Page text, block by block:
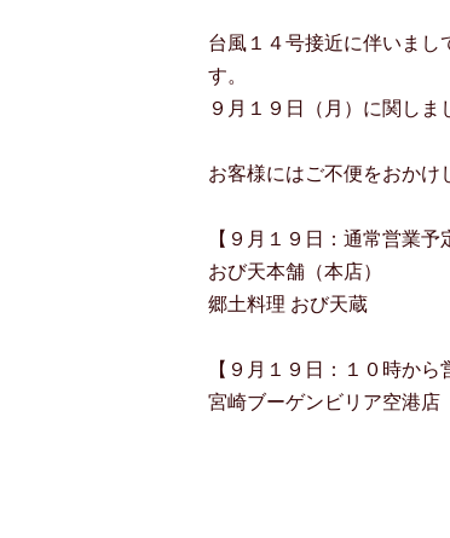
台風１４号接近に伴いまし
す。
９月１９日（月）に関しま
お客様にはご不便をおかけ
【９月１９日：通常営業予
おび天本舗（本店）
郷土料理 おび天蔵
【９月１９日：１０時から
宮崎ブーゲンビリア空港店